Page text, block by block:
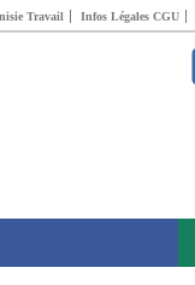
Travail Infos Légales CGU